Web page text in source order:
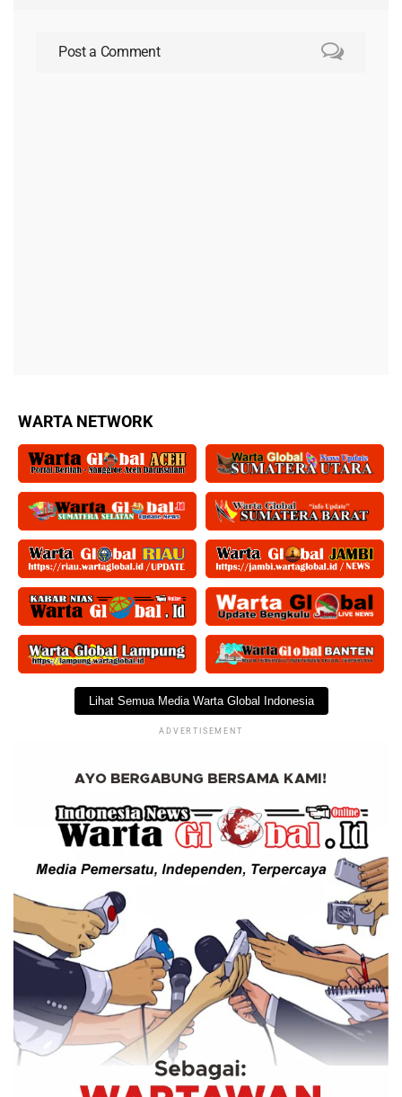
Post a Comment
WARTA NETWORK
Lihat Semua Media Warta Global Indonesia
ADVERTISEMENT